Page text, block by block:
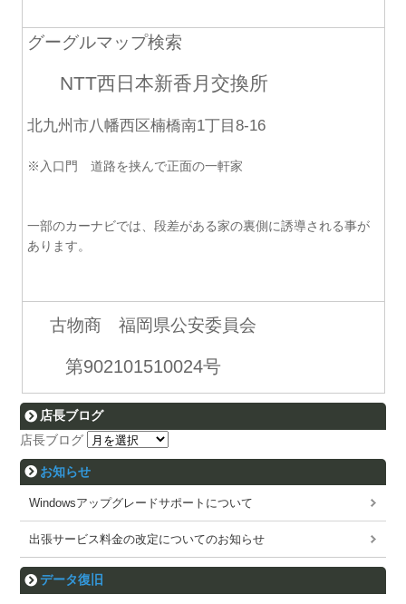
グーグルマップ検索
NTT西日本新香月交換所
北九州市八幡西区楠橋南1丁目8-16
※入口門 道路を挟んで正面の一軒家
一部のカーナビでは、段差がある家の裏側に誘導される事が
あります。
古物商 福岡県公安委員会
第902101510024号
店長ブログ
店長ブログ
お知らせ
Windowsアップグレードサポートについて
出張サービス料金の改定についてのお知らせ
データ復旧